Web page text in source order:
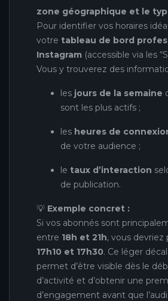
zone géographique et le
Pour identifier vos horaires
votre tableau de bord
Instagram (accessible via les
Vous y trouverez des
les jours de la semaine
sont les plus actifs ;
les heures de
de votre audience ;
le taux d’interaction
de publication.
💡 Exemple concret :
Si vos abonnés sont
entre 18h et 21h, vous
17h10 et 17h30. Ce léger
permet d’être visible dès le
d’activité et d’obtenir une
d’engagement avant que